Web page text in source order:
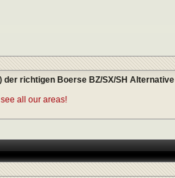
) der richtigen Boerse BZ/SX/SH Alternative
all our areas!